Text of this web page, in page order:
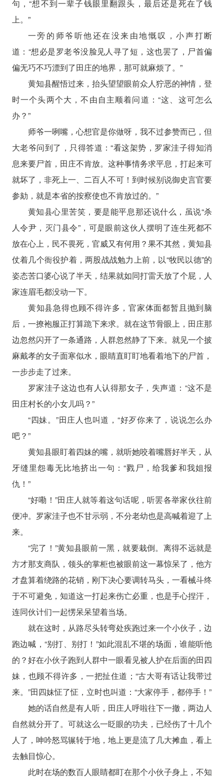
句，“想不到一辈子钱眼里翻跟头，最后还是死在了钱
上。”
一旁的师爷听他还在没来由地慨叹，小声打断
道：“想必是罗老爷没脸见人寻了短，这也罢了，尸首偏
偏无巧不巧漂到了田庄的地界，那可就麻烦了。”
黄知县醒悟过来，抬头望望眼前众人狞恶的神情，登
时一个头两个大，不由自主顺着问道：“这、这可怎么
办？”
师爷一咧嘴，心想官是你做呀，我不过参赞而已，但
大老爷问到了，只得答道：“看这架势，罗家洼子得知消
息来要尸首，田庄不肯放。这种事情务求平息，打起来可
就坏了，非死上一、二百人不可！到时候别说御史言官要
参劾，就是本省的按察使也不肯放过的。”
黄知县心里苦笑，要是能平息那还说什么，虽说“杀
人令尹，灭门县令”，可是眼前这伙人摆明了连生死都不
放在心上，民不畏死，官威又有何用？果不其然，黄知县
仗着几个衙役护着，两股战战勉力上前，以“牧民以德”的
姿态苦口婆心说了半天，结果就如同打雷天放了个屁，人
家连眉毛都没动一下。
黄知县急得也顾不得许多，官家体面都暂且抛到脑
后，一撩袍服正打算跪下来求。就在这节骨眼上，田庄那
边忽然闪开了一条通路，人群忽然静了下来。就见一个披
麻戴孝的女子面寒似水，眼睛直盯盯地看着地下的尸首，
一步步走了过来。
罗家洼子这边也有人认得那女子，失声道：“这不是
田庄村长的小女儿吗？”
“四妹。”田庄人也叫道，“好歹你来了，说说怎么办
吧？”
黄知县眼盯着四妹的嘴，就听她咬着嘴唇好半天，从
牙缝里怨毒无比地挤出一句：“戮尸，给我爹和我姐报
仇！”
“好嘞！”田庄人就等着这句话呢，听罢各举家伙往前
便冲。罗家洼子也不甘示弱，不分老幼也是高喊着迎了上
来。
“完了！”黄知县眼前一黑，就要栽倒。离得不远就是
方才那支商队，领头的掌柜也被眼前这一幕惊呆了，他方
才盘算着绕路的花销，刚下决心要调转马头，一看械斗终
于不可避免，知道这一打起来伤亡必重，也是手心捏汗，
连同伙计们一起愣呆呆望着当场。
就在这时，从路尽头转弯处疾跑过来一个小伙子，边
跑边喊，“别打、别打！”如此混乱不堪的场面，谁能听他
的？好在小伙子跑到人群中一眼看见被人护在后面的田四
妹，也顾不得许多，一把扯住道；“古大哥有话让我带过
来。”田四妹怔了怔，立时也叫道：“大家停手，都停手！”
她的话自然是有人听，田庄人呼啦往下一撤，两边人
自然就分开了。可就这么一眨眼的功夫，已经伤了十几个
人了，呻吟怒骂辗转于地，地上更是流了几大摊血，看上
去触目惊心。
此时在场的数百人眼睛都盯在那个小伙子身上，不知